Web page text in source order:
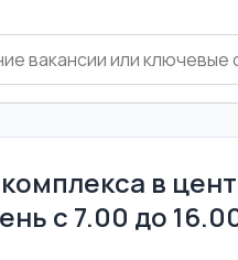
в
с 7.00 до